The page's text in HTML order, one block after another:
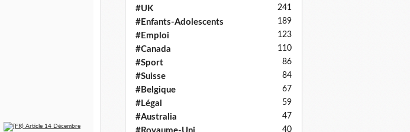
#UK 241
#Enfants-Adolescents 189
#Emploi 123
#Canada 110
#Sport 86
#Suisse 84
#Belgique 67
#Légal 59
#Australia 47
40